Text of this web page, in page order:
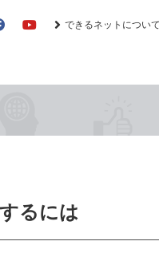
FacebookYouTube
できるネットについて
るには